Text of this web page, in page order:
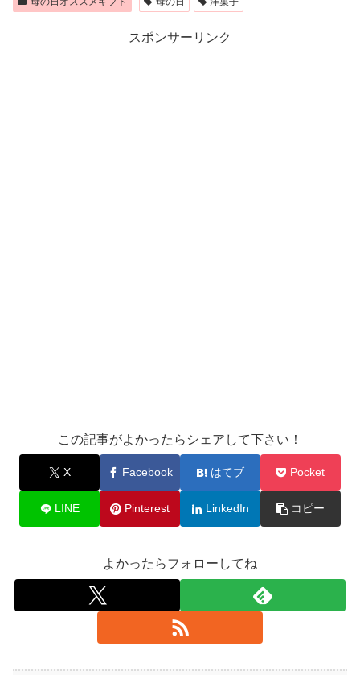
スポンサーリンク
この記事がよかったらシェアして下さい！
X Facebook はてブ Pocket
LINE Pinterest LinkedIn コピー
よかったらフォローしてね